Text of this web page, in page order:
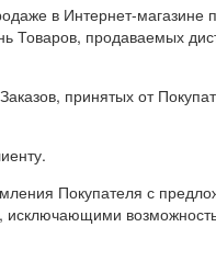
в Интернет-магазине
Товаров, продаваемых
принятых от
Покупателя с
исключающими